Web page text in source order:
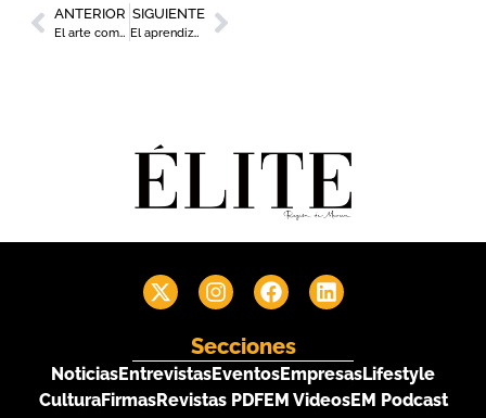
ANTERIOR
El arte como regalo
SIGUIENTE
El aprendizaje continuo
Secciones
NoticiasEntrevistasEventosEmpresasLifestyle
CulturaFirmasRevistas PDFEM VideosEM Podcast